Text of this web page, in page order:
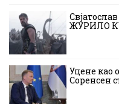
ЖУРИЛО
Уцене као
Соренсен